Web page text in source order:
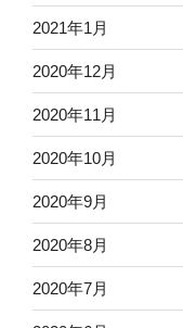
2021年1月
2020年12月
2020年11月
2020年10月
2020年9月
2020年8月
2020年7月